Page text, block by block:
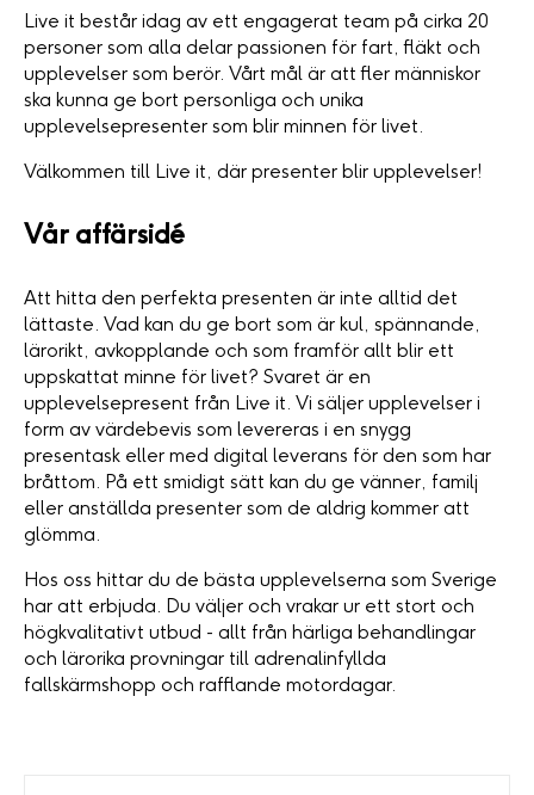
Live it består idag av ett engagerat team på cirka 20
personer som alla delar passionen för fart, fläkt och
upplevelser som berör. Vårt mål är att fler människor
ska kunna ge bort personliga och unika
upplevelsepresenter som blir minnen för livet.
Välkommen till Live it, där presenter blir upplevelser!
Vår affärsidé
Att hitta den perfekta presenten är inte alltid det
lättaste. Vad kan du ge bort som är kul, spännande,
lärorikt, avkopplande och som framför allt blir ett
uppskattat minne för livet? Svaret är en
upplevelsepresent från Live it. Vi säljer upplevelser i
form av värdebevis som levereras i en snygg
presentask eller med digital leverans för den som har
bråttom. På ett smidigt sätt kan du ge vänner, familj
eller anställda presenter som de aldrig kommer att
glömma.
Hos oss hittar du de bästa upplevelserna som Sverige
har att erbjuda. Du väljer och vrakar ur ett stort och
högkvalitativt utbud - allt från härliga behandlingar
och lärorika provningar till adrenalinfyllda
fallskärmshopp och rafflande motordagar.